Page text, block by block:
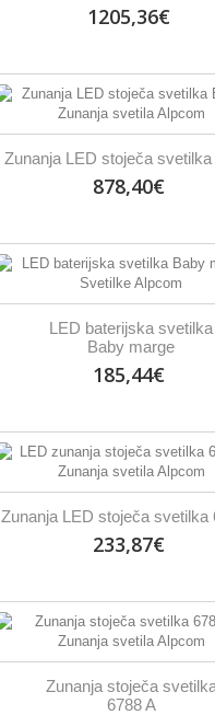
1205,36€
Zunanja LED stoječa svetilka
878,40€
LED baterijska svetilka
Baby marge
185,44€
Zunanja LED stoječa svetilka
233,87€
Zunanja stoječa
6788 A